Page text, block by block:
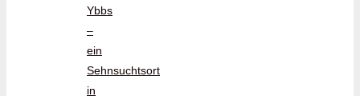
Ybbs
–
ein
Sehnsuchtsort
in